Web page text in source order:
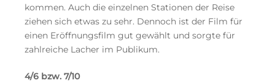
kommen. Auch die einzelnen Stationen der Reise
ziehen sich etwas zu sehr. Dennoch ist der Film für
einen Eröffnungsfilm gut gewählt und sorgte für
zahlreiche Lacher im Publikum.
4/6 bzw. 7/10